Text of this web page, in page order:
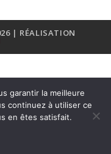
| RÉALISATION
garantir la meilleure
continuez à utiliser ce
en êtes satisfait.